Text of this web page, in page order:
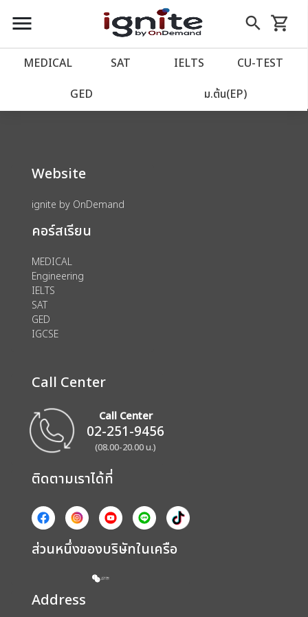
close
account_balance หน้าแรก
เว็บไซต์อิกไนท์
import_contacts วางแผนการเรียน
account_circle เข้าสู่ระบบ
assignment ลงทะเบียน
menu search
Skip
to
shopping_cart
รถเข็น
MEDICAL SAT IELTS CU‑TEST
GED ม.ต้น(EP)
We could not find anything for 80002040
Website
ignite by OnDemand
คอร์สเรียน
MEDICAL
Engineering
IELTS
SAT
GED
IGCSE
Call Center
Call Center
02-251-9456
(08.00-20.00 น.)
ติดตามเราได้ที่
ส่วนหนึ่งของบริษัทในเครือ
Address